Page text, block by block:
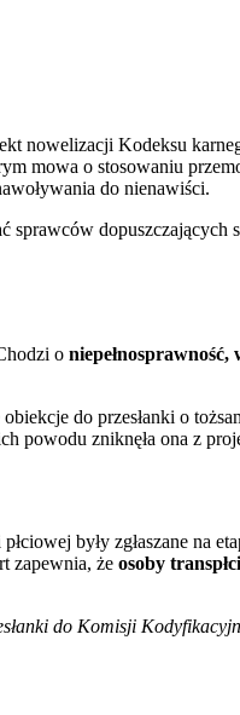
nowelizacji Kodeksu
mowa o stosowaniu
do nienawiści.
sprawców
o niepełnosprawność,
do przesłanki o
powodu zniknęła ona z
były zgłaszane na
zapewnia, że osoby
do Komisji